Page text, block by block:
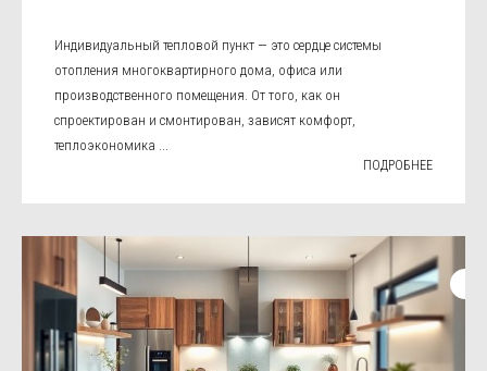
Индивидуальный тепловой пункт — это сердце системы
отопления многоквартирного дома, офиса или
производственного помещения. От того, как он
спроектирован и смонтирован, зависят комфорт,
теплоэкономика ...
ПОДРОБНЕЕ